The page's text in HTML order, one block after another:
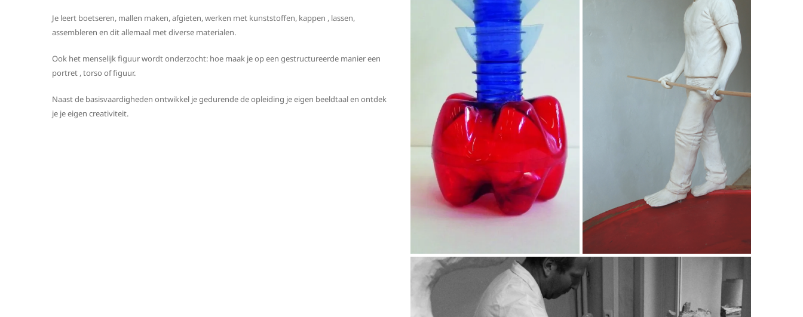
Je leert boetseren, mallen maken, afgieten, werken met kunststoffen, kappen , lassen,
assembleren en dit allemaal met diverse materialen.
Ook het menselijk figuur wordt onderzocht: hoe maak je op een gestructureerde manier een
portret , torso of figuur.
Naast de basisvaardigheden ontwikkel je gedurende de opleiding je eigen beeldtaal en ontdek
je je eigen creativiteit.